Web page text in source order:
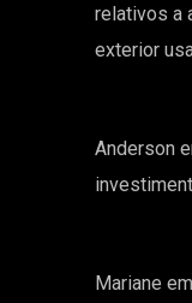
relativos a
exterior
Anderson
Mariane em